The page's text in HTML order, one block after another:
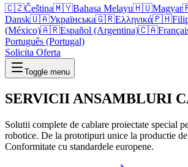
🇨🇿Čeština🇲🇾Bahasa Melayu🇭🇺Magyar
Dansk🇺🇦Українська🇬🇷Ελληνικά🇵🇭
(México)🇦🇷Español (Argentina)🇨🇦
Português (Portugal)
Solicita Oferta
Toggle menu
SERVICII ANSAMBLURI
Solutii complete de cablare proiectate special
robotice. De la prototipuri unice la productie
Conformitate cu standardele europene.